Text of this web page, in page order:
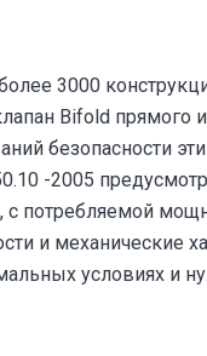
3000
Bifold прямого
безопасности
-2005
с потребляемой
и механические
условиях и